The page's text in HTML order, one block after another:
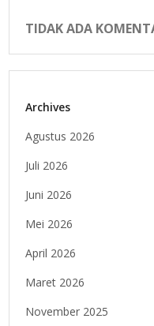
TIDAK ADA
Archives
Agustus 2026
Juli 2026
Juni 2026
Mei 2026
April 2026
Maret 2026
November 2025